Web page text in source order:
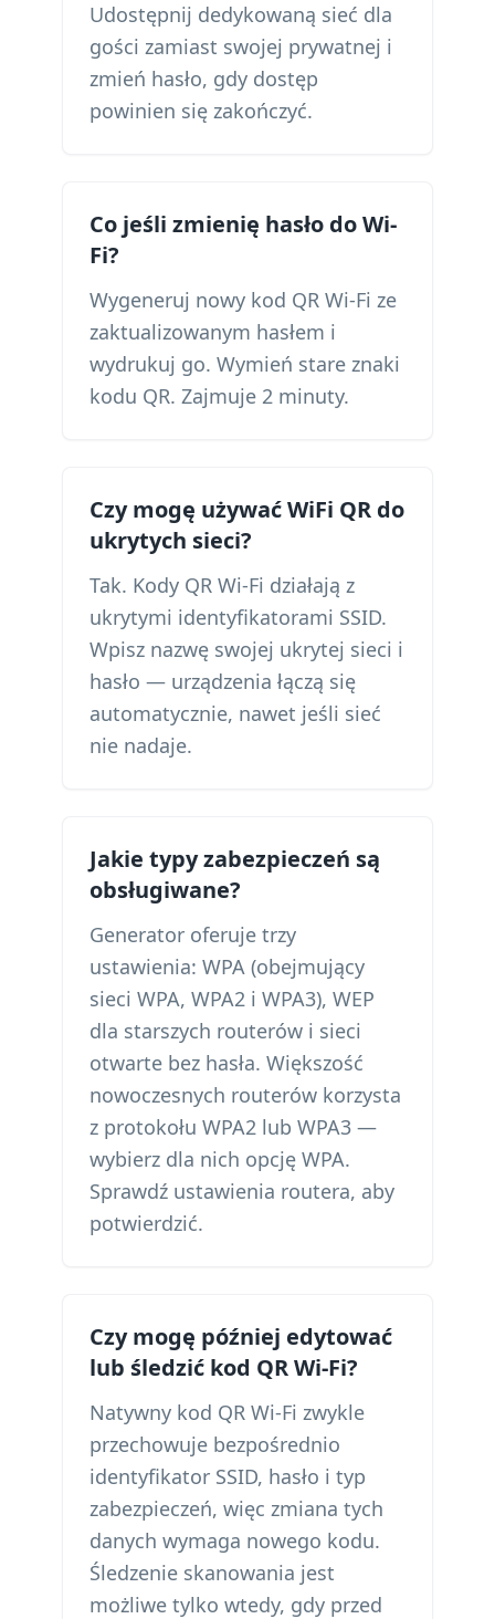
Udostępnij dedykowaną sieć dla
gości zamiast swojej prywatnej i
zmień hasło, gdy dostęp
powinien się zakończyć.
Co jeśli zmienię hasło do Wi-
Fi?
Wygeneruj nowy kod QR Wi-Fi ze
zaktualizowanym hasłem i
wydrukuj go. Wymień stare znaki
kodu QR. Zajmuje 2 minuty.
Czy mogę używać WiFi QR do
ukrytych sieci?
Tak. Kody QR Wi-Fi działają z
ukrytymi identyfikatorami SSID.
Wpisz nazwę swojej ukrytej sieci i
hasło — urządzenia łączą się
automatycznie, nawet jeśli sieć
nie nadaje.
Jakie typy zabezpieczeń są
obsługiwane?
Generator oferuje trzy
ustawienia: WPA (obejmujący
sieci WPA, WPA2 i WPA3), WEP
dla starszych routerów i sieci
otwarte bez hasła. Większość
nowoczesnych routerów korzysta
z protokołu WPA2 lub WPA3 —
wybierz dla nich opcję WPA.
Sprawdź ustawienia routera, aby
potwierdzić.
Czy mogę później edytować
lub śledzić kod QR Wi-Fi?
Natywny kod QR Wi-Fi zwykle
przechowuje bezpośrednio
identyfikator SSID, hasło i typ
zabezpieczeń, więc zmiana tych
danych wymaga nowego kodu.
Śledzenie skanowania jest
możliwe tylko wtedy, gdy przed